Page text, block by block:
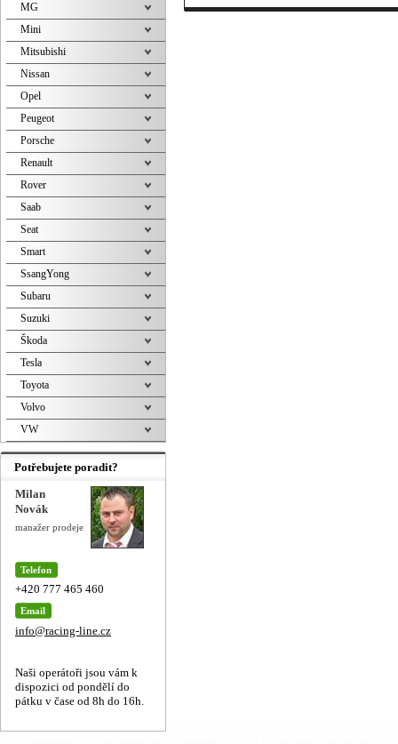
MG
Mini
Mitsubishi
Nissan
Opel
Peugeot
Porsche
Renault
Rover
Saab
Seat
Smart
SsangYong
Subaru
Suzuki
Škoda
Tesla
Toyota
Volvo
VW
Potřebujete poradit?
Milan
Novák
manažer prodeje
Telefon
+420 777 465 460
Email
info@racing-line.cz
Naši operátoři jsou vám k
dispozici od pondělí do
pátku v čase od 8h do 16h.